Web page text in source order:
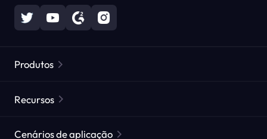
Produtos
Proxies Residenciais Estáticos
Recursos
Cenários de aplicação